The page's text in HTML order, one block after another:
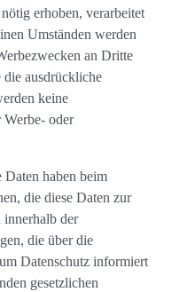
erhoben, verarbeitet
Umständen werden
an Dritte
ausdrückliche
keine
Werbe- oder
Daten haben beim
die diese Daten zur
der
die über die
Datenschutz informiert
gesetzlichen